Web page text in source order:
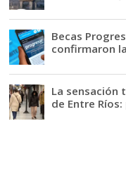
Becas
confirmaron
La sensación
de Entre